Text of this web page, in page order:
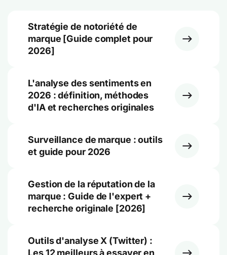
Stratégie de notoriété de
marque [Guide complet pour
2026]
L'analyse des sentiments en
2026 : définition, méthodes
d'IA et recherches originales
Surveillance de marque : outils
et guide pour 2026
Gestion de la réputation de la
marque : Guide de l'expert +
recherche originale [2026]
Outils d'analyse X (Twitter) :
Les 12 meilleurs à essayer en